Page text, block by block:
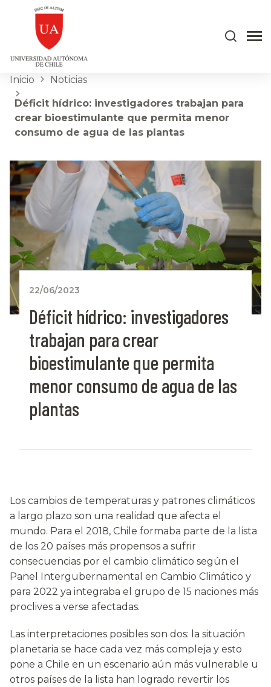
Inicio Noticias
Déficit hídrico: investigadores trabajan para
crear bioestimulante que permita menor
consumo de agua de las plantas
22/06/2023
Déficit hídrico: investigadores
trabajan para crear
bioestimulante que permita
menor consumo de agua de las
plantas
Los cambios de temperaturas y patrones climáticos
a largo plazo son una realidad que afecta el
mundo. Para el 2018, Chile formaba parte de la lista
de los 20 países más propensos a sufrir
consecuencias por el cambio climático según el
Panel Intergubernamental en Cambio Climático y
para 2022 ya integraba el grupo de 15 naciones más
proclives a verse afectadas.
Las interpretaciones posibles son dos: la situación
planetaria se hace cada vez más compleja y esto
pone a Chile en un escenario aún más vulnerable u
otros países de la lista han logrado revertir los